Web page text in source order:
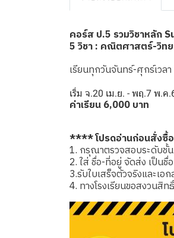
คอร์ส ป.5 รวมวิชาหลัก
5 วิชา : คณิตศาสตร์-วิท
เรียนทุกวันจันทร์-ศุกร์เวล
เริ่ม จ.20 เม.ย. - พฤ.7 พ.
ค่าเรียน 6,000 บาท
**** โปรดอ่านก่อนสั่ง
1. กรุณาตรวจสอบระดับชั้น
2. ใส่ ชื่อ-ที่อยู่ จัดส่ง เป็นชื่
3.รับใบเสร็จตัวจริงและเอ
4. ทางโรงเรียนขอสงวนสิ